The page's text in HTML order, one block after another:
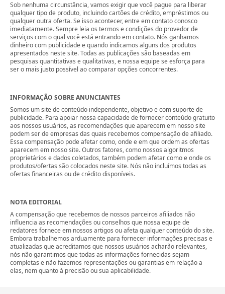
Sob nenhuma circunstância, vamos exigir que você pague para liberar
qualquer tipo de produto, incluindo cartões de crédito, empréstimos ou
qualquer outra oferta. Se isso acontecer, entre em contato conosco
imediatamente. Sempre leia os termos e condições do provedor de
serviços com o qual você está entrando em contato. Nós ganhamos
dinheiro com publicidade e quando indicamos alguns dos produtos
apresentados neste site. Todas as publicações são baseadas em
pesquisas quantitativas e qualitativas, e nossa equipe se esforça para
ser o mais justo possível ao comparar opções concorrentes.
INFORMAÇÃO SOBRE ANUNCIANTES
Somos um site de conteúdo independente, objetivo e com suporte de
publicidade. Para apoiar nossa capacidade de fornecer conteúdo gratuito
aos nossos usuários, as recomendações que aparecem em nosso site
podem ser de empresas das quais recebemos compensação de afiliado.
Essa compensação pode afetar como, onde e em que ordem as ofertas
aparecem em nosso site. Outros fatores, como nossos algoritmos
proprietários e dados coletados, também podem afetar como e onde os
produtos/ofertas são colocados neste site. Nós não incluímos todas as
ofertas financeiras ou de crédito disponíveis.
NOTA EDITORIAL
A compensação que recebemos de nossos parceiros afiliados não
influencia as recomendações ou conselhos que nossa equipe de
redatores fornece em nossos artigos ou afeta qualquer conteúdo do site.
Embora trabalhemos arduamente para fornecer informações precisas e
atualizadas que acreditamos que nossos usuários acharão relevantes,
nós não garantimos que todas as informações fornecidas sejam
completas e não fazemos representações ou garantias em relação a
elas, nem quanto à precisão ou sua aplicabilidade.